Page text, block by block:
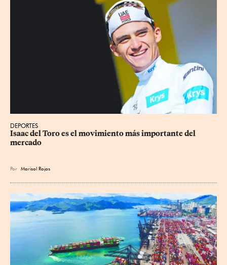
DEPORTES
Isaac del Toro es el movimiento más importante del
mercado
Por Marisol Rojas